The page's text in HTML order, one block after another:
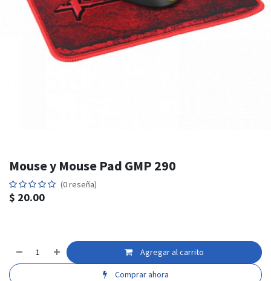
Mouse y Mouse Pad GMP 290
(0 reseña)
$ 20.00
Agregar al carrito
Comprar ahora